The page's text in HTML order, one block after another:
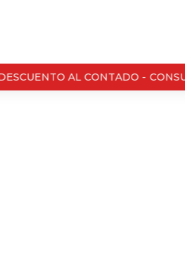
AL CONTADO -